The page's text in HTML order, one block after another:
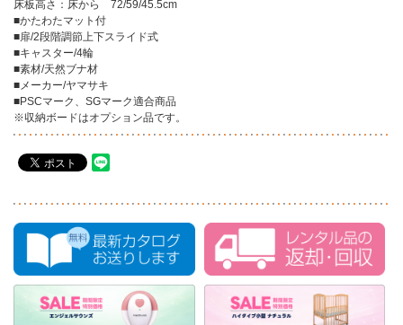
床板高さ：床から 72/59/45.5cm
■かたわたマット付
■扉/2段階調節上下スライド式
■キャスター/4輪
■素材/天然ブナ材
■メーカー/ヤマサキ
■PSCマーク、SGマーク適合商品
※収納ボードはオプション品です。